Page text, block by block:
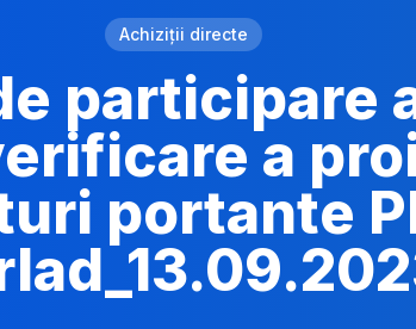
Achiziții directe
participare
a
portante